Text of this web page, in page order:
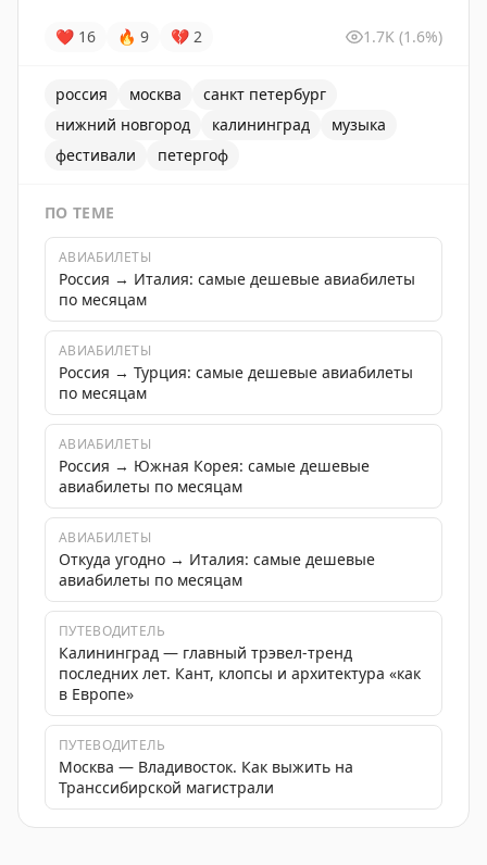
❤ 16 🔥 9 💔 2 1.7K (1.6%)
россия москва
санкт петербург
нижний новгород
калининград
музыка
фестивали
петергоф
ПО ТЕМЕ
АВИАБИЛЕТЫ
Россия → Италия: самые дешевые авиабилеты
по месяцам
АВИАБИЛЕТЫ
Россия → Турция: самые дешевые авиабилеты
по месяцам
АВИАБИЛЕТЫ
Россия → Южная Корея: самые дешевые
авиабилеты по месяцам
АВИАБИЛЕТЫ
Откуда угодно → Италия: самые дешевые
авиабилеты по месяцам
ПУТЕВОДИТЕЛЬ
Калининград — главный трэвел-тренд
последних лет. Кант, клопсы и архитектура «как
в Европе»
ПУТЕВОДИТЕЛЬ
Москва — Владивосток. Как выжить на
Транссибирской магистрали